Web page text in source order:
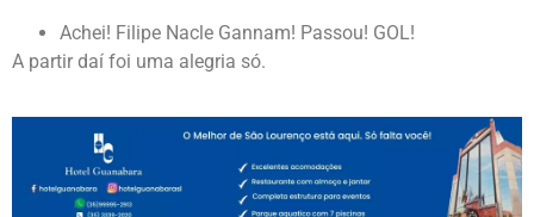
Achei! Filipe Nacle Gannam! Passou! GOL!
A partir daí foi uma alegria só.